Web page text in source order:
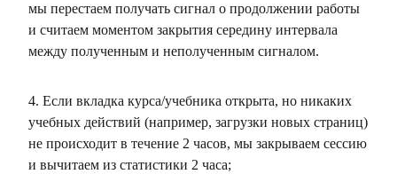
мы перестаем получать сигнал о продолжении работы
и считаем моментом закрытия середину интервала
между полученным и неполученным сигналом.
4. Если вкладка курса/учебника открыта, но никаких
учебных действий (например, загрузки новых страниц)
не происходит в течение 2 часов, мы закрываем сессию
и вычитаем из статистики 2 часа;